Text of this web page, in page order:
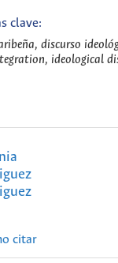
clave:
discurso
ideological
citar